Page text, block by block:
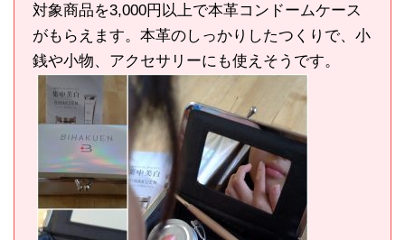
対象商品を3,000円以上で本革コンドームケース
がもらえます。本革のしっかりしたつくりで、小
銭や小物、アクセサリーにも使えそうです。